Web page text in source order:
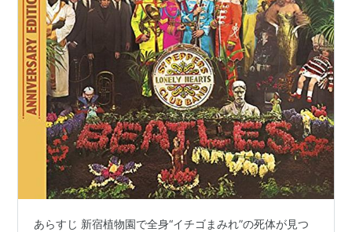
あらすじ 新宿植物園で全身“イチゴまみれ”の死体が見つ